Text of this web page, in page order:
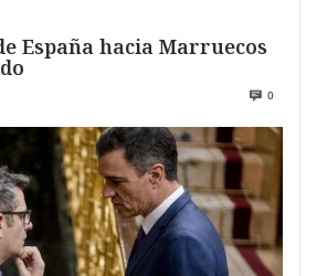
España hacia Marruecos
0